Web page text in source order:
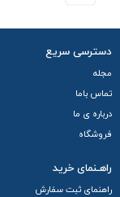
دسترسی سریع
مجله
تماس باما
درباره ی ما
فروشگاه
راهـنمای خرید
راهنمای ثبت سفارش